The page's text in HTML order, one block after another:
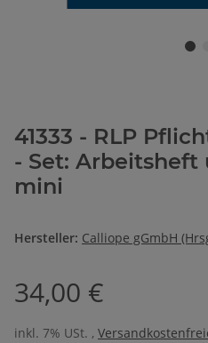
41333 - RLP
- Set: Arbeitsheft
mini
Hersteller: Calliope gGmbH
34,00 €
inkl. 7% USt. ,